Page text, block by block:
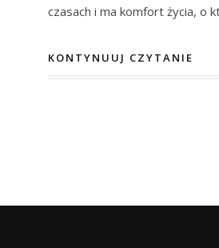
czasach i ma komfort życia, o
KONTYNUUJ CZYTANIE